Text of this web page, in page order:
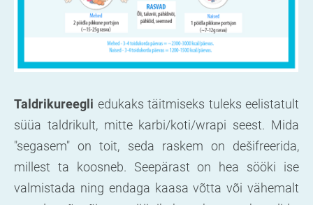
Taldrikureegli edukaks täitmiseks tuleks eelistatult
süüa taldrikult, mitte karbi/koti/wrapi seest. Mida
"segasem" on toit, seda raskem on dešifreerida,
millest ta koosneb. Seepärast on hea sööki ise
valmistada ning endaga kaasa võtta või vähemalt